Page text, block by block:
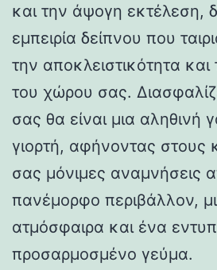
και την άψογη εκτέλεση,
εμπειρία δείπνου που
την αποκλειστικότητα
του χώρου σας.
σας θα είναι μια αληθινή
γιορτή, αφήνοντας στους
σας μόνιμες αναμνήσεις
πανέμορφο περιβάλλον,
ατμόσφαιρα και ένα
προσαρμοσμένο γεύμα.